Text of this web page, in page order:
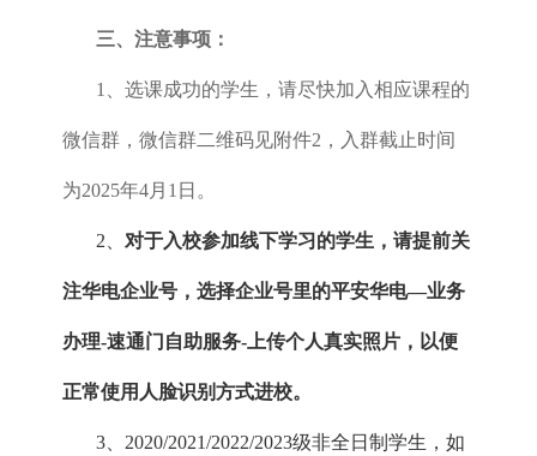
三、注意事项：
1、选课成功的学生，请尽快加入相应课程的
微信群，微信群二维码见附件2，入群截止时间
为2025年4月1日。
2、 对于入校参加线下学习的学生，请提前关
注华电企业号，选择企业号里的平安华电—业务
办理-速通门自助服务-上传个人真实照片，以便
正常使用人脸识别方式进校。
3、2020/2021/2022/2023级非全日制学生，如